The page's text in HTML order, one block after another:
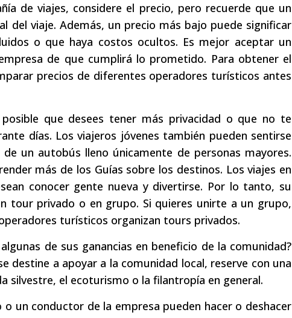
de viajes, considere el precio, pero recuerde que un
del viaje. Además, un precio más bajo puede significar
o que haya costos ocultos. Es mejor aceptar un
de que cumplirá lo prometido. Para obtener el
precios de diferentes operadores turísticos antes
que desees tener más privacidad o que no te
días. Los viajeros jóvenes también pueden sentirse
un autobús lleno únicamente de personas mayores.
más de los Guías sobre los destinos. Los viajes en
conocer gente nueva y divertirse. Por lo tanto, su
tour privado o en grupo. Si quieres unirte a un grupo,
turísticos organizan tours privados.
de sus ganancias en beneficio de la comunidad?
destine a apoyar a la comunidad local, reserve con una
silvestre, el ecoturismo o la filantropía en general.
un conductor de la empresa pueden hacer o deshacer